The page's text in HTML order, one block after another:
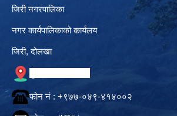
जिरी नगरपालिका
नगर कार्यपालिकाको कार्यलय
जिरी, दोलखा
फोन नं‍ : +९७७-०४९-४१४००२